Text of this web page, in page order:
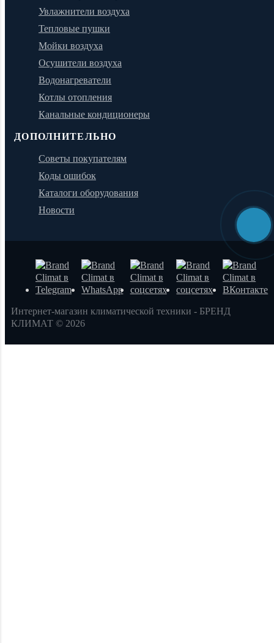
Увлажнители воздуха
Тепловые пушки
Мойки воздуха
Осушители воздуха
Водонагреватели
Котлы отопления
Канальные кондиционеры
ДОПОЛНИТЕЛЬНО
Советы покупателям
Коды ошибок
Каталоги оборудования
Новости
Интернет-магазин климатической техники - БРЕНД
КЛИМАТ © 2026